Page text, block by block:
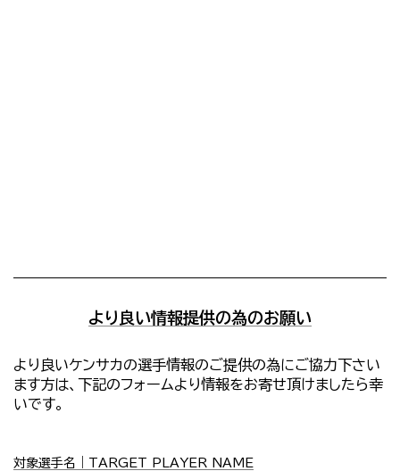
より良い情報提供の為のお願い
より良いケンサカの選手情報のご提供の為にご協力下さい
ます方は、下記のフォームより情報をお寄せ頂けましたら幸
いです。
対象選手名｜TARGET PLAYER NAME